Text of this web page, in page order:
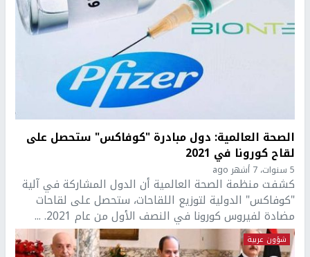
الصحة العالمية: دول مبادرة "كوفاكس" ستحصل على
لقاح كورونا في 2021
5 سنوات، 7 أشهر ago
كشفت منظمة الصحة العالمية أن الدول المشاركة في آلية
"كوفاكس" الدولية لتوزيع اللقاحات، ستحصل على لقاحات
مضادة لفيروس كورونا في النصف الأول من عام 2021. ...
شؤون عربية